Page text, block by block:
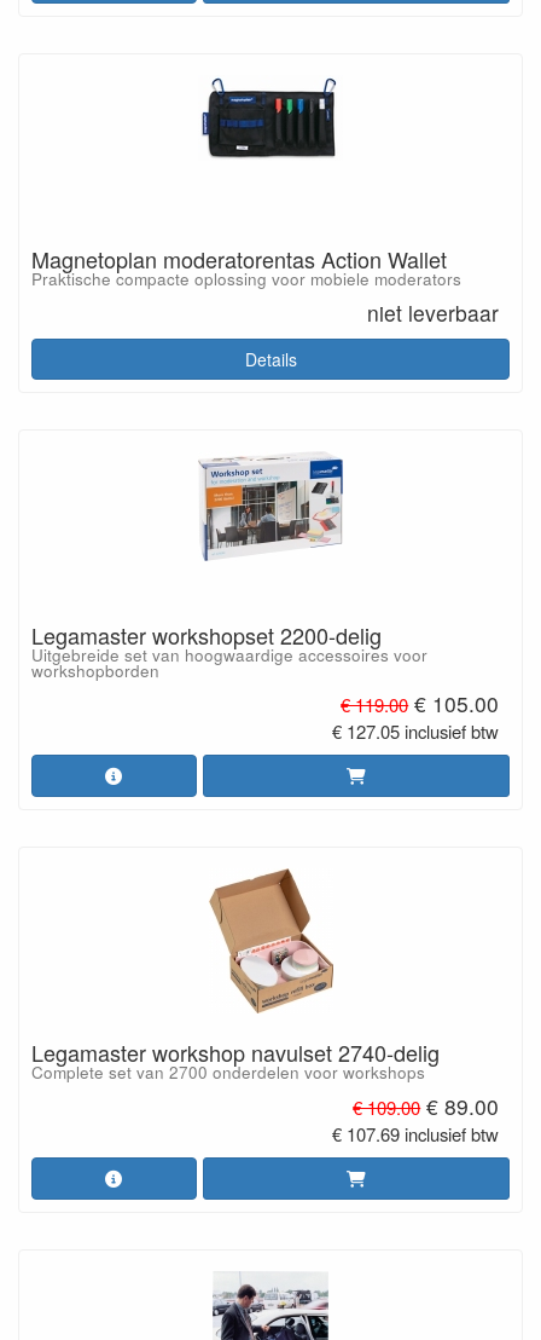
Magnetoplan moderatorentas Action Wallet
Praktische compacte oplossing voor mobiele moderators
niet leverbaar
Details
Legamaster workshopset 2200-delig
Uitgebreide set van hoogwaardige accessoires voor
workshopborden
€ 119.00 € 105.00
€ 127.05 inclusief btw
Legamaster workshop navulset 2740-delig
Complete set van 2700 onderdelen voor workshops
€ 109.00 € 89.00
€ 107.69 inclusief btw